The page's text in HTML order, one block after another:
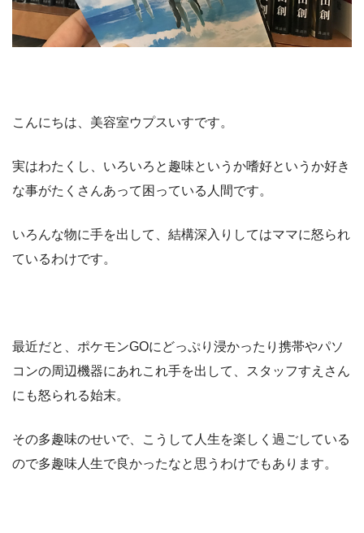
こんにちは、美容室ウプスいすです。
実はわたくし、いろいろと趣味というか嗜好というか好き
な事がたくさんあって困っている人間です。
いろんな物に手を出して、結構深入りしてはママに怒られ
ているわけです。
最近だと、ポケモンGOにどっぷり浸かったり携帯やパソ
コンの周辺機器にあれこれ手を出して、スタッフすえさん
にも怒られる始末。
その多趣味のせいで、こうして人生を楽しく過ごしている
ので多趣味人生で良かったなと思うわけでもあります。